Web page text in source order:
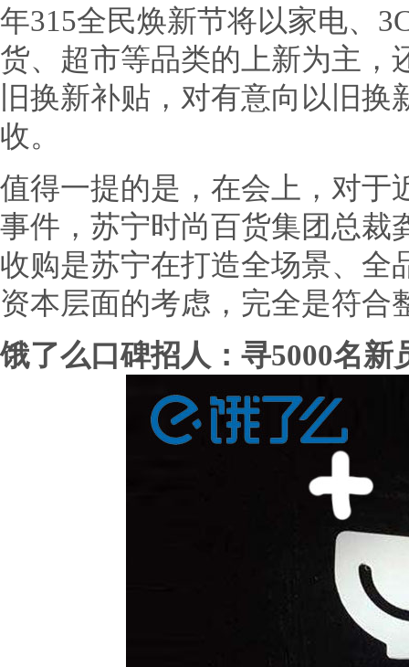
年315全民焕新节将以家电、
货、超市等品类的上新为主，
旧换新补贴，对有意向以旧
收。
值得一提的是，在会上，对于
事件，苏宁时尚百货集团总裁
收购是苏宁在打造全场景、全
资本层面的考虑，完全是符合
饿了么口碑招人：寻5000名新